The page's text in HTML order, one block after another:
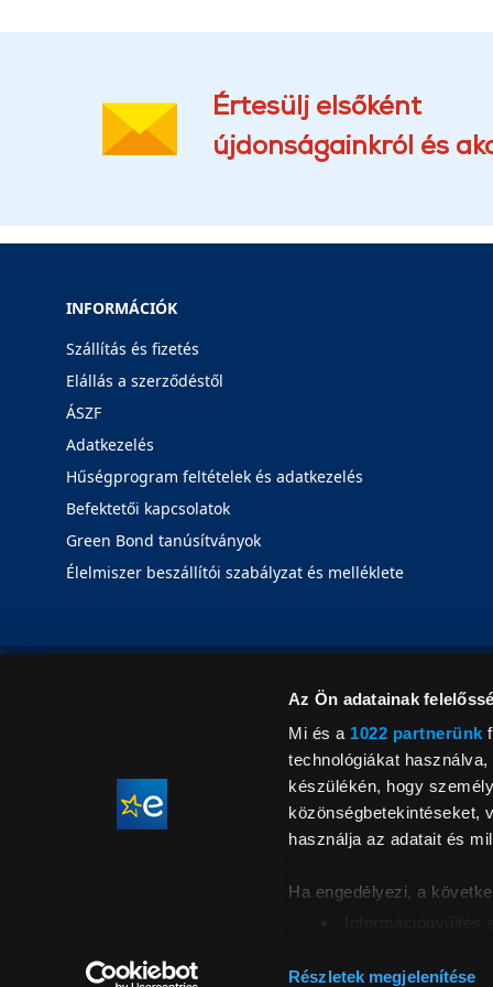
Az Ön adatainak
Mi és a 1022 partnerünk
technológiákat
készülékén, hogy
közönségbetekintéseket,
használja az adatait és
Ha engedélyezi, a
ellenőrzésével
Részletek megjelenítése
Értesülj elsőként
újdonságainkról és
INFORMÁCIÓK
Szállítás és fizetés
Elállás a szerződéstől
ÁSZF
Adatkezelés
Hűségprogram feltételek és adatkezelés
Befektetői kapcsolatok
Green Bond tanúsítványok
Élelmiszer beszállítói szabályzat és melléklete
feltüntetett